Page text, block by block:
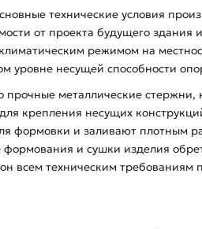
технические условия
от проекта будущего
режимом на
уровне несущей способности
прочные металлические
крепления несущих
формовки и заливают плотным
и сушки изделия
всем техническим